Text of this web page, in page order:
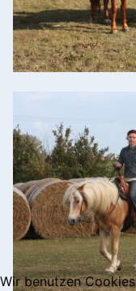
Wir benutzen Cookies